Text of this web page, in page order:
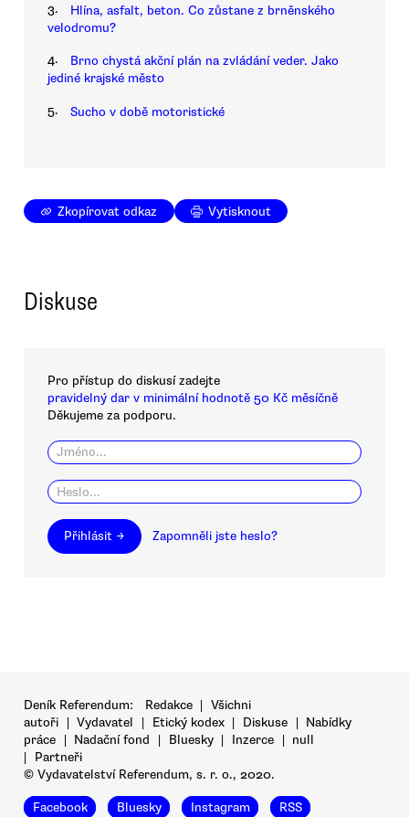
3.
Hlína, asfalt, beton. Co zůstane z brněnského
velodromu?
4.
Brno chystá akční plán na zvládání veder. Jako
jediné krajské město
5. Sucho v době motoristické
Zkopírovat odkaz Vytisknout
Diskuse
Pro přístup do diskusí zadejte
pravidelný dar v minimální hodnotě 50 Kč měsíčně
Děkujeme za podporu.
Přihlásit → Zapomněli jste heslo?
Deník Referendum: Redakce | Všichni
autoři | Vydavatel | Etický kodex | Diskuse | Nabídky
práce | Nadační fond | Bluesky | Inzerce | null
|
Partneři
© Vydavatelství Referendum, s. r. o., 2020.
Facebook Bluesky Instagram RSS